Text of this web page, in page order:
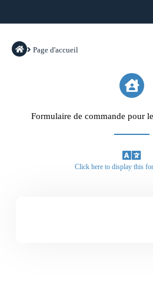
Page d'accueil
Formulaire de commande pour
Click here to display this